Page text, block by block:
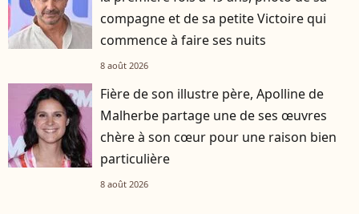
compagne et de sa petite Victoire qui
commence à faire ses nuits
8 août 2026
Fière de son illustre père, Apolline de
Malherbe partage une de ses œuvres
chère à son cœur pour une raison bien
particulière
8 août 2026